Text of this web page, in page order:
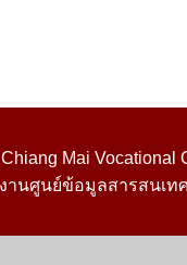
Mai Vocational
านศูนย์ข้อมูลสารสนเท